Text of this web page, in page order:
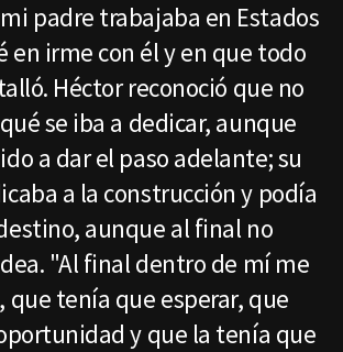
padre trabajaba en Estados
en irme con él y en que todo
Héctor reconoció que no
se iba a dedicar, aunque
a dar el paso adelante; su
a la construcción y podía
aunque al final no
"Al final dentro de mí me
que tenía que esperar, que
y que la tenía que